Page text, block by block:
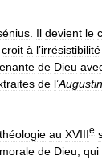
. Il devient le
croit à l’irrésistibilité
de Dieu
de l’
théologie au XVIIIe
morale de Dieu qui